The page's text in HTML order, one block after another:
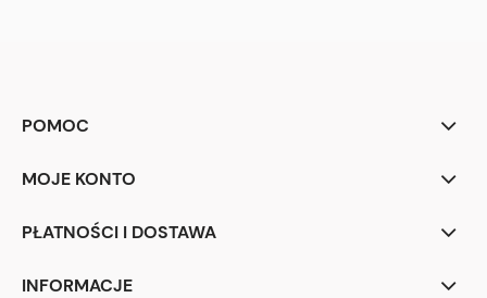
POMOC
MOJE KONTO
PŁATNOŚCI I DOSTAWA
INFORMACJE